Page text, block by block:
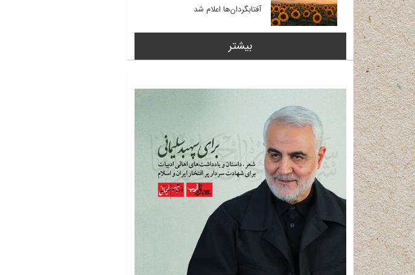
آفتابگردان‌ها اعلام شد
بیشتر